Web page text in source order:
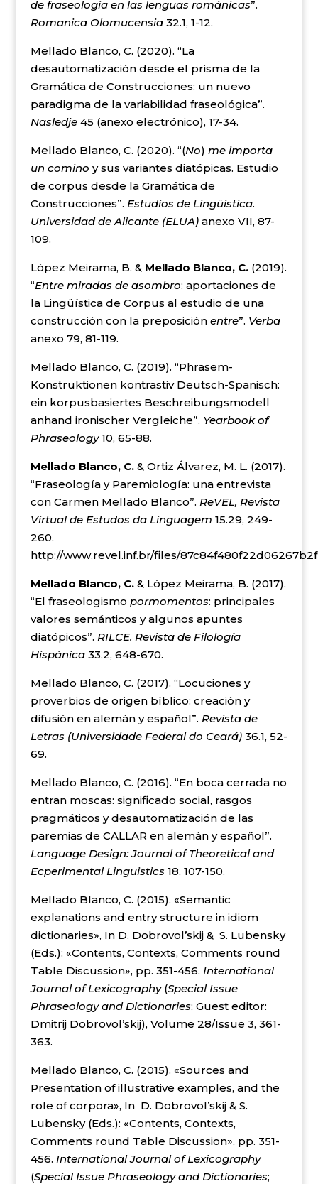
de fraseología en las lenguas románicas”.
Romanica Olomucensia32.1, 1-12.
Mellado Blanco, C. (2020). “La
desautomatización desde el prisma de la
Gramática de Construcciones: un nuevo
paradigma de la variabilidad fraseológica”.
Nasledje45 (anexo electrónico), 17-34.
Mellado Blanco, C. (2020). “(No) me importa
un comino y sus variantes diatópicas. Estudio
de corpus desde la Gramática de
Construcciones”. Estudios de Lingüística.
Universidad de Alicante (ELUA)anexo VII, 87-
109.
López Meirama, B. & Mellado Blanco, C.(2019).
“Entre miradas de asombro: aportaciones de
la Lingüística de Corpus al estudio de una
construcción con la preposición entre”. Verba
anexo 79, 81-119.
Mellado Blanco, C. (2019). “Phrasem-
Konstruktionen kontrastiv Deutsch-Spanisch:
ein korpusbasiertes Beschreibungsmodell
anhand ironischer Vergleiche”. Yearbook of
Phraseology10, 65-88.
Mellado Blanco, C.& Ortiz Álvarez, M. L. (2017).
“Fraseología y Paremiología: una entrevista
con Carmen Mellado Blanco”. ReVEL, Revista
Virtual de Estudos da Linguagem 15.29, 249-
260.
http://www.revel.inf.br/files/
Mellado Blanco, C.& López Meirama, B. (2017).
“El fraseologismo pormomentos: principales
valores semánticos y algunos apuntes
diatópicos”. RILCE. Revista de Filología
Hispánica33.2, 648-670.
Mellado Blanco, C. (2017). “Locuciones y
proverbios de origen bíblico: creación y
difusión en alemán y español”. Revista de
Letras (Universidade Federal do Ceará)36.1, 52-
69.
Mellado Blanco, C. (2016). “En boca cerrada no
entran moscas: significado social, rasgos
pragmáticos y desautomatización de las
paremias de CALLAR en alemán y español”.
Language Design: Journal of Theoretical and
Ecperimental Linguistics 18, 107-150.
Mellado Blanco, C. (2015). «Semantic
explanations and entry structure in idiom
dictionaries», In D. Dobrovol’skij & S. Lubensky
(Eds.): «Contents, Contexts, Comments round
Table Discussion», pp. 351-456. International
Journal of Lexicography(Special Issue
Phraseology and Dictionaries; Guest editor:
Dmitrij Dobrovol’skij), Volume 28/Issue 3, 361-
363.
Mellado Blanco, C. (2015). «Sources and
Presentation of illustrative examples, and the
role of corpora», In D. Dobrovol’skij & S.
Lubensky (Eds.): «Contents, Contexts,
Comments round Table Discussion», pp. 351-
456. International Journal of Lexicography
(Special Issue Phraseology and Dictionaries;